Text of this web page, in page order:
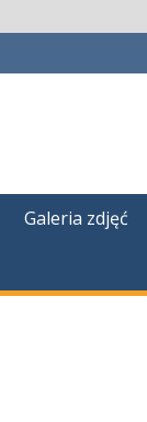
Galeria zdjęć